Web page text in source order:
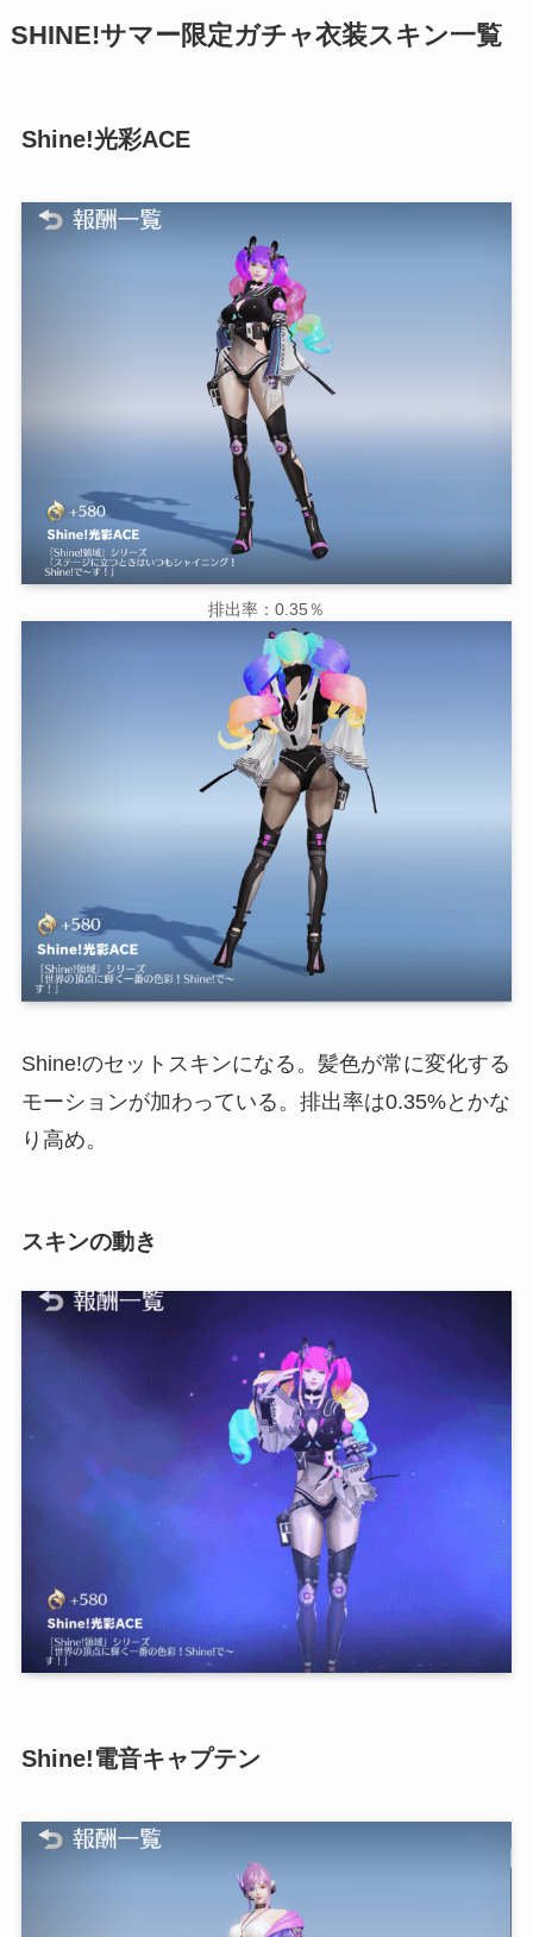
SHINE!サマー限定ガチャ衣装スキン一覧
Shine!光彩ACE
排出率：0.35％
Shine!のセットスキンになる。髪色が常に変化する
モーションが加わっている。排出率は0.35%とかな
り高め。
スキンの動き
Shine!電音キャプテン